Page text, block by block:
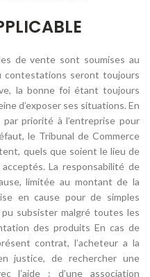
de vente sont soumises au
contestations seront toujours
la bonne foi étant toujours
d’exposer ses situations. En
priorité à l’entreprise pour
le Tribunal de Commerce
quels que soient le lieu de
La responsabilité de
limitée au montant de la
en cause pour de simples
subsister malgré toutes les
des produits En cas de
contrat, l’acheteur a la
justice, de rechercher une
l’aide : d’une association